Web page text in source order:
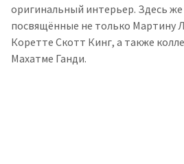
оригинальный интерьер. Здесь
посвящённые не только Мартину
Коретте Скотт Кинг, а также
Махатме Ганди.